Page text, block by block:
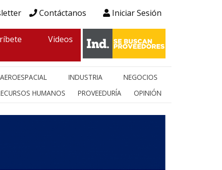
Contáctanos Iniciar Sesión
Videos
AEROESPACIAL INDUSTRIA
NEGOCIOS
HUMANOS
PROVEEDURÍA OPINIÓN